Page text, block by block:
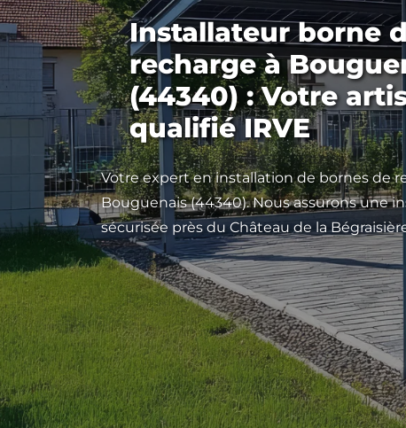
Installateur borne
recharge à
(44340) : Votre
qualifié IRVE
Votre expert en installation de bornes de
Bouguenais (44340). Nous assurons une
sécurisée près du Château de la